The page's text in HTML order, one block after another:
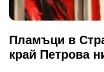
Пламъци в
край Петрова